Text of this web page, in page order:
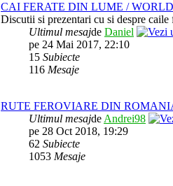
CAI FERATE DIN LUME /
Discutii si prezentari cu si despre
Ultimul mesajde Daniel
pe 24 Mai 2017, 22:10
15 Subiecte
116 Mesaje
RUTE FEROVIARE DIN
Ultimul mesajde Andrei98
pe 28 Oct 2018, 19:29
62 Subiecte
1053 Mesaje